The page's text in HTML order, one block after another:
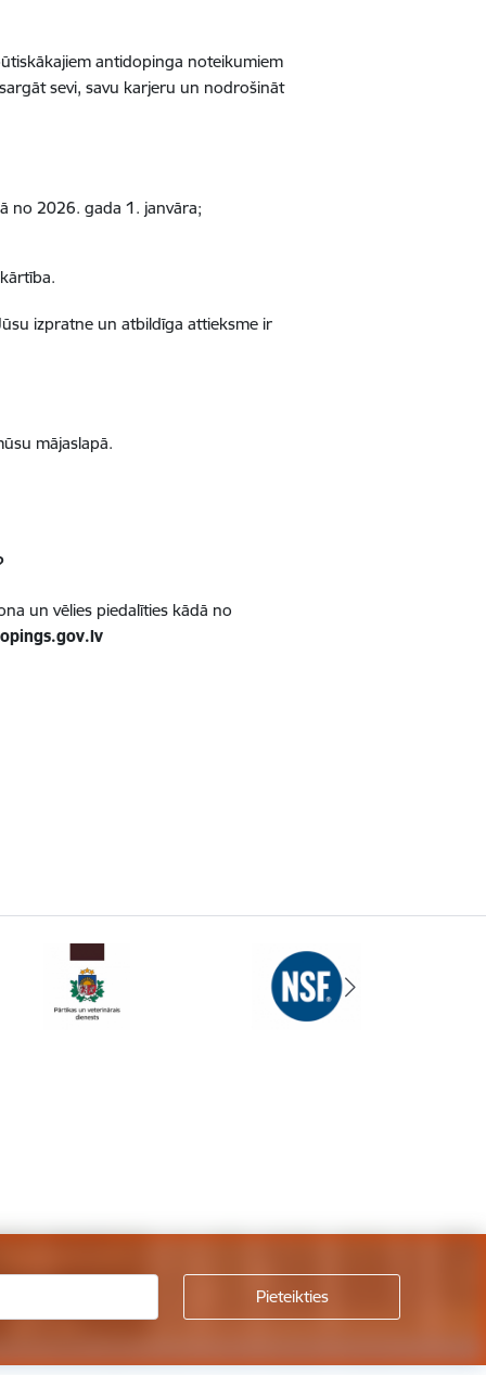
antidopinga noteikumiem
sevi, savu karjeru un nodrošināt
no 2026. gada 1. janvāra;
izpratne un atbildīga attieksme ir
mājaslapā.
un vēlies piedalīties kādā no